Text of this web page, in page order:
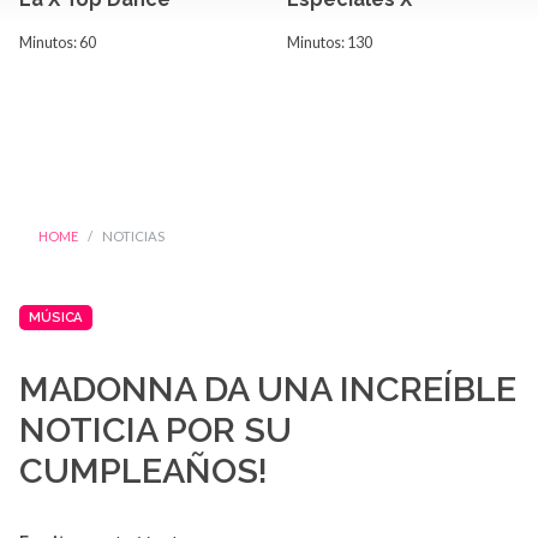
Minutos: 60 Minutos: 130
HOME NOTICIAS
MÚSICA
MADONNA DA UNA INCREÍBLE
NOTICIA POR SU
CUMPLEAÑOS!